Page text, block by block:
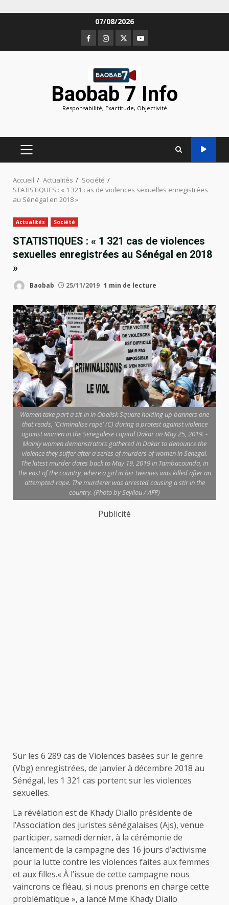
07/08/2026
Facebook
Instagram
TwitterYoutube
Baobab 7 Info
Responsabilité, Exactitude, Objectivité
MENU
PRINCIPAL
Accueil Actualités
Société
STATISTIQUES : « 1 321 cas de violences sexuelles enregistrées
au Sénégal en 2018 »
Actualités Société
STATISTIQUES : « 1 321 cas de violences
sexuelles enregistrées au Sénégal en 2018
»
Baobab 25/11/2019 1 min de lecture
Women take part a sit-in in Obelisk Square holding up banners one
that reads, 'Criminalise rape' (C) during a protest against violence
against women in the Senegalese capital Dakar on May 25, 2019. -
Mainly women demonstrators gathered in Dakar to denounce the
violence they suffer after a series of murders of women in Senegal.
The latest murder dates back to May 19, 2019 in Tambacounda, in
the east of the country, where a girl in her twenties was killed after an
attempted rape. The murderer was arrested causing a stir in the
country. (Photo by Seyllou / AFP)
Publicité
Sur les 6 289 cas de Violences basées sur le genre
(Vbg) enregistrées, de janvier à décembre 2018 au
Sénégal, les 1 321 cas portent sur les violences
sexuelles.
La révélation est de Khady Diallo présidente de
l’Association des juristes sénégalaises (Ajs), venue
participer, samedi dernier, à la cérémonie de
lancement de la campagne des 16 jours d’activisme
pour la lutte contre les violences faites aux femmes
et aux filles.« À l’issue de cette campagne nous
vaincrons ce fléau, si nous prenons en charge cette
problématique », a lancé Mme Khady Diallo